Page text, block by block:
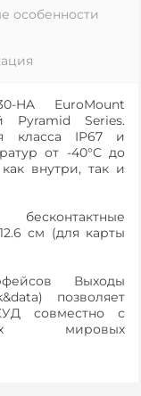
особенности
HA EuroMount
Pyramid Series.
класса IP67 и
от -40°Cдо
внутри, так и
см (для карты
Выходы
позволяет
совместно с
мировых